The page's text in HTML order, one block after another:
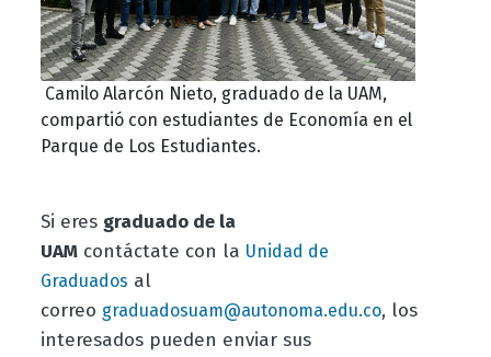
Camilo Alarcón Nieto, graduado de la UAM,
compartió con estudiantes de Economía en el
Parque de Los Estudiantes.
Si eres graduado de la
UAMcontáctate con la Unidad de
Graduados al
correo graduadosuam@autonoma.edu.co, los
interesados pueden enviar sus